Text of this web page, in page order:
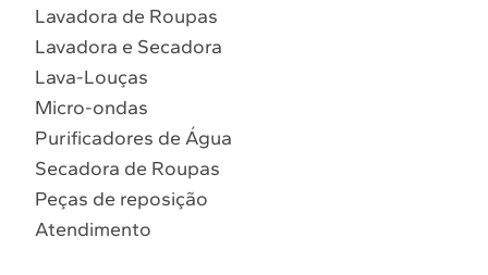
Localizar assistência técnica
Lavadora de Roupas
Lavadora e Secadora
Lava-Louças
Micro-ondas
Purificadores de Água
Secadora de Roupas
Peças de reposição
Atendimento